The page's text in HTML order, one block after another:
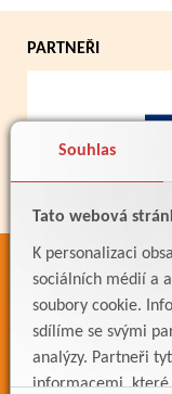
Souhlas
Tato webová
K personalizaci
sociálních médií a
soubory cookie.
sdílíme se svými
analýzy. Partneři
informacemi, které
PARTNEŘI
ODKAZY
Bakaláři
Jídelníček
Meteostanice